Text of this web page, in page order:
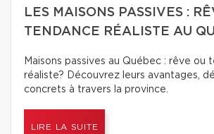
LES MAISONS PASSIVES :
TENDANCE RÉALISTE AU
Maisons passives au Québec : rêve ou
réaliste? Découvrez leurs avantages,
concrets à travers la province.
LIRE LA SUITE